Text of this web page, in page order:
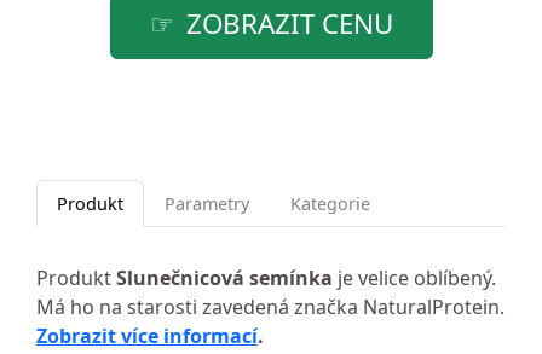
ZOBRAZIT CENU
Produkt Parametry Kategorie
ProduktSlunečnicová semínka je velice oblíbený.
Má ho na starosti zavedená značka NaturalProtein.
Zobrazit více informací.